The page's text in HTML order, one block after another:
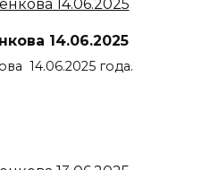
14.06.2025
14.06.2025 года.